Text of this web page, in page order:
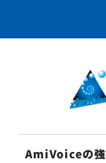
AmiVoiceの